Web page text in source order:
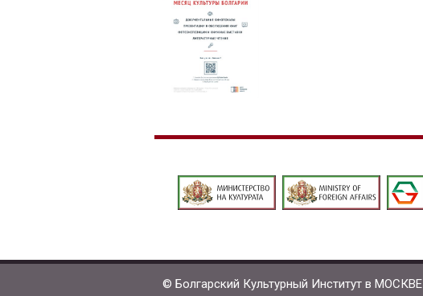
© Болгарский Культурный Институт в МОСКВЕ